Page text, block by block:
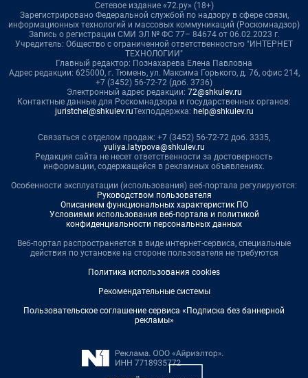
Сетевое издание «72.ру» (18+)
Зарегистрировано Федеральной службой по надзору в сфере связи,
информационных технологий и массовых коммуникаций (Роскомнадзор)
Запись о регистрации СМИ ЭЛ № ФС 77– 84674 от 06.02.2023 г.
Учредитель: Общество с ограниченной ответственностью "ИНТЕРНЕТ
ТЕХНОЛОГИИ"
Главный редактор: Познахарева Елена Павловна
Адрес редакции: 625000, г. Тюмень, ул. Максима Горького, д. 76, офис 214,
+7 (3452) 56-72-72 (доб. 3736)
Электронный адрес редакции: 72@shkulev.ru
Контактные данные для Роскомнадзора и государственных органов:
juristchel@shkulev.ruТехподдержка: help@shkulev.ru
Связаться с отделом продаж: +7 (3452) 56-72-72 доб. 3335,
yuliya.latypova@shkulev.ru
Редакция сайта не несет ответственности за достоверность
информации, содержащейся в рекламных объявлениях.
Особенности эксплуатации (использования) веб-портала регулируются:
Руководством пользователя
Описанием функциональных характеристик ПО
Условиями использования веб-портала и политикой
конфиденциальности персональных данных
Веб-портал распространяется в виде интернет-сервиса, специальные
действия по установке на стороне пользователя не требуются
Политика использования cookies
Рекомендательные системы
Пользовательское соглашение сервиса «Подписка без баннерной
рекламы»